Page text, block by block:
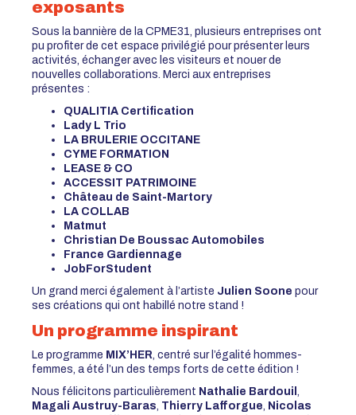
exposants
Sous la bannière de la CPME31, plusieurs entreprises ont
pu profiter de cet espace privilégié pour présenter leurs
activités, échanger avec les visiteurs et nouer de
nouvelles collaborations. Merci aux entreprises
présentes :
QUALITIA Certification
Lady L Trio
LA BRULERIE OCCITANE
CYME FORMATION
LEASE & CO
ACCESSIT PATRIMOINE
Château de Saint-Martory
LA COLLAB
Matmut
Christian De Boussac Automobiles
France Gardiennage
JobForStudent
Un grand merci également à l’artiste Julien Soone pour
ses créations qui ont habillé notre stand !
Un programme inspirant
Le programme MIX’HER , centré sur l’égalité hommes-
femmes, a été l’un des temps forts de cette édition !
Nous félicitons particulièrement Nathalie Bardouil
Magali Austruy-Baras Thierry Lafforgue Nicolas